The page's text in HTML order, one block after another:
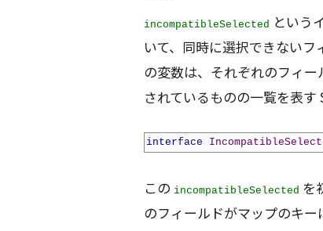
incompatibleSelected という
いて、同時に選択できない
の変数は、それぞれのフィ
されているものの一覧を表す
interface
この incompatibleSelected を
のフィールドがマップのキ